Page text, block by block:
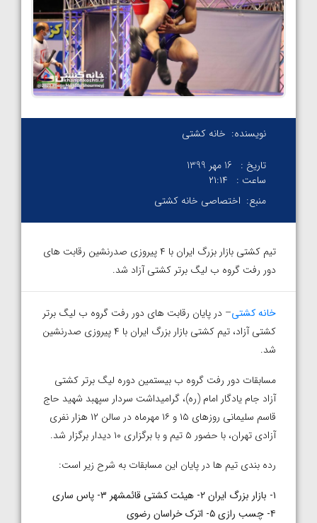
نویسنده: خانه کشتی
تاریخ :
16 مهر 1399
ساعت :
۲۱:۱۴
منبع: اختصاصی خانه کشتی
تیم کشتی بازار بزرگ ایران با ۴ پیروزی صدرنشین رقابت های
دور رفت گروه ب لیگ برتر کشتی آزاد شد.
خانه کشتی– در پایان رقابت های دور رفت گروه ب لیگ برتر
کشتی آزاد، تیم کشتی بازار بزرگ ایران با ۴ پیروزی صدرنشین
شد.
مسابقات دور رفت گروه ب بیستمین دوره لیگ برتر کشتی
آزاد جام یادگار امام (ره)، گرامیداشت سردار سپهبد شهید حاج
قاسم سلیمانی روزهای ۱۵ و ۱۶ مهرماه در سالن ۱۲ هزار نفری
آزادی تهران، با حضور ۵ تیم و با برگزاری ۱۰ دیدار برگزار شد.
رده بندی تیم ها در پایان این مسابقات به شرح زیر است:
۱-
بازار بزرگ ایران ۲- هیئت کشتی قائمشهر ۳- پاس ساری
۴- چسب رازی ۵- اترک خراسان رضوی